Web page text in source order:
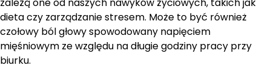
zależą one od naszych nawyków życiowych, takich jak
dieta czy zarządzanie stresem. Może to być również
czołowy ból głowy spowodowany napięciem
mięśniowym ze względu na długie godziny pracy przy
biurku.